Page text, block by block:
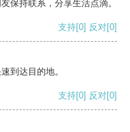
保持联系，分享生活点滴。
支持[0] 反对[0]
到达目的地。
支持[0] 反对[0]